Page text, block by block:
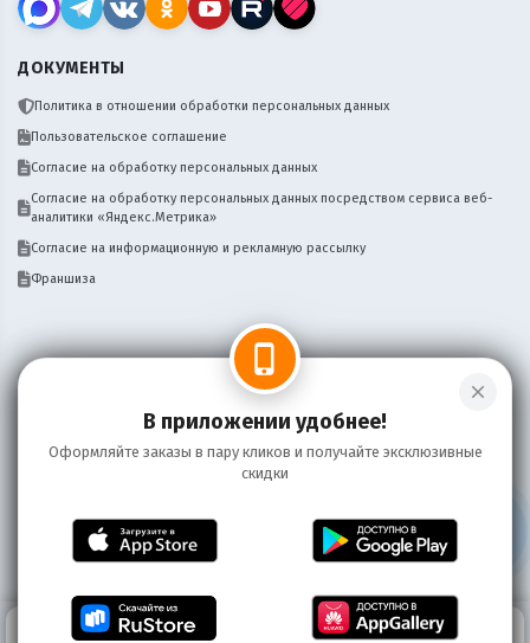
ДОКУМЕНТЫ
Политика в отношении обработки персональных данных
Пользовательское соглашение
Согласие на обработку персональных данных
Согласие на обработку персональных данных посредством сервиса веб-
аналитики «Яндекс.Метрика»
Согласие на информационную и рекламную рассылку
Франшиза
Нужен сайт, бот, мобильное приложение
2026 Пряников
0
close
phone_iphone
В приложении удобнее!
Оформляйте заказы в пару кликов и получайте эксклюзивные
скидки